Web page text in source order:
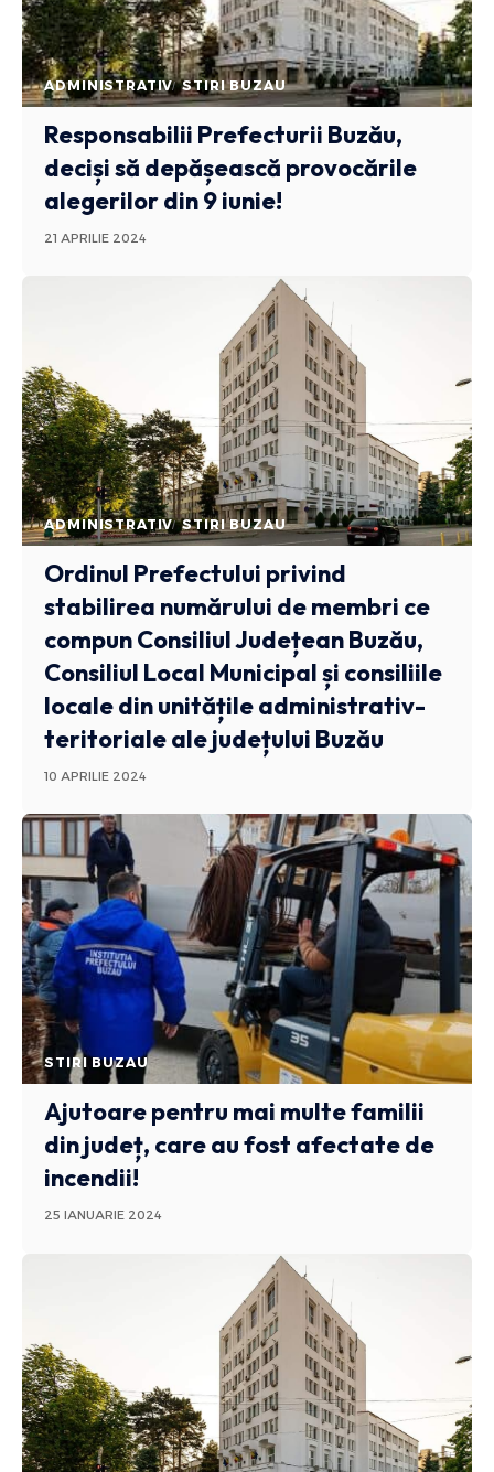
ADMINISTRATIV STIRI BUZAU
Responsabilii Prefecturii Buzău,
deciși să depășească provocările
alegerilor din 9 iunie!
21 APRILIE 2024
ADMINISTRATIV STIRI BUZAU
Ordinul Prefectului privind
stabilirea numărului de membri ce
compun Consiliul Județean Buzău,
Consiliul Local Municipal și consiliile
locale din unitățile administrativ-
teritoriale ale județului Buzău
10 APRILIE 2024
STIRI BUZAU
Ajutoare pentru mai multe familii
din județ, care au fost afectate de
incendii!
25 IANUARIE 2024